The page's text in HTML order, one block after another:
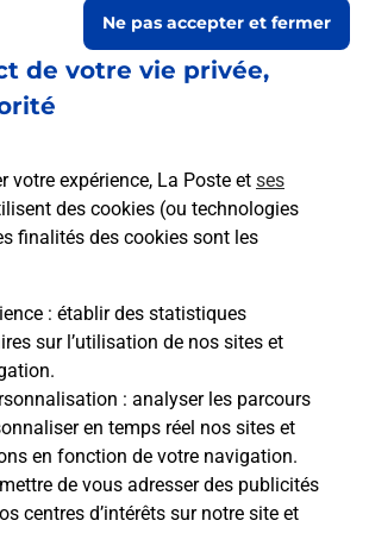
de votre vie privée,
votre expérience, La Poste et ses
des cookies (ou technologies
finalités des cookies sont les
: établir des statistiques
sur l’utilisation de nos sites et
: analyser les parcours
en temps réel nos sites et
en fonction de votre navigation.
de vous adresser des publicités
centres d’intérêts sur notre site et
Ne pas accepter et fermer
collecte du courriersamedià 08h00
Haute Rive
un nouvel onglet